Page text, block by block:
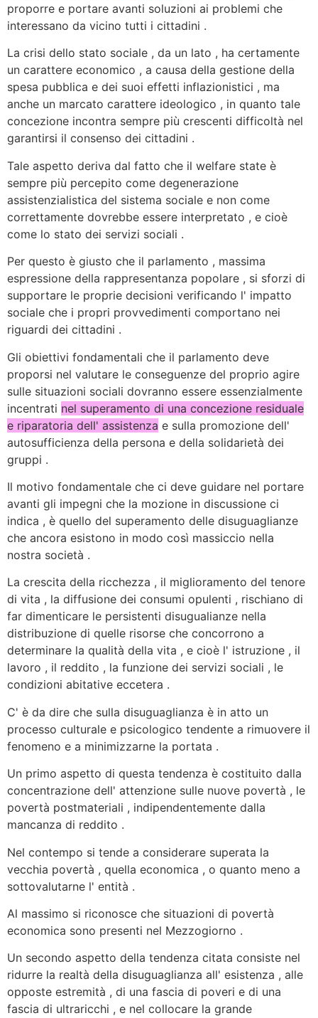
proporre e portare avanti soluzioni ai problemi che
interessano da vicino tutti i cittadini .
La crisi dello stato sociale , da un lato , ha certamente
un carattere economico , a causa della gestione della
spesa pubblica e dei suoi effetti inflazionistici , ma
anche un marcato carattere ideologico , in quanto tale
concezione incontra sempre più crescenti difficoltà nel
garantirsi il consenso dei cittadini .
Tale aspetto deriva dal fatto che il welfare state è
sempre più percepito come degenerazione
assistenzialistica del sistema sociale e non come
correttamente dovrebbe essere interpretato , e cioè
come lo stato dei servizi sociali .
Per questo è giusto che il parlamento , massima
espressione della rappresentanza popolare , si sforzi di
supportare le proprie decisioni verificando l' impatto
sociale che i propri provvedimenti comportano nei
riguardi dei cittadini .
Gli obiettivi fondamentali che il parlamento deve
proporsi nel valutare le conseguenze del proprio agire
sulle situazioni sociali dovranno essere essenzialmente
incentrati nel superamento di una concezione residuale
e riparatoria dell' assistenza e sulla promozione dell'
autosufficienza della persona e della solidarietà dei
gruppi .
Il motivo fondamentale che ci deve guidare nel portare
avanti gli impegni che la mozione in discussione ci
indica , è quello del superamento delle disuguaglianze
che ancora esistono in modo così massiccio nella
nostra società .
La crescita della ricchezza , il miglioramento del tenore
di vita , la diffusione dei consumi opulenti , rischiano di
far dimenticare le persistenti disugualianze nella
distribuzione di quelle risorse che concorrono a
determinare la qualità della vita , e cioè l' istruzione , il
lavoro , il reddito , la funzione dei servizi sociali , le
condizioni abitative eccetera .
C' è da dire che sulla disuguaglianza è in atto un
processo culturale e psicologico tendente a rimuovere il
fenomeno e a minimizzarne la portata .
Un primo aspetto di questa tendenza è costituito dalla
concentrazione dell' attenzione sulle nuove povertà , le
povertà postmateriali , indipendentemente dalla
mancanza di reddito .
Nel contempo si tende a considerare superata la
vecchia povertà , quella economica , o quanto meno a
sottovalutarne l' entità .
Al massimo si riconosce che situazioni di povertà
economica sono presenti nel Mezzogiorno .
Un secondo aspetto della tendenza citata consiste nel
ridurre la realtà della disuguaglianza all' esistenza , alle
opposte estremità , di una fascia di poveri e di una
fascia di ultraricchi , e nel collocare la grande